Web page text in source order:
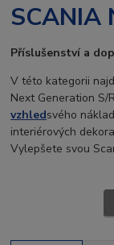
SCANIA
Příslušenství a
V této kategorii
Next Generation S/
vzhledsvého
interiérových
Vylepšete svou